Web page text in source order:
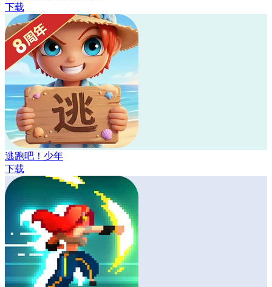
下载
逃跑吧！少年
下载